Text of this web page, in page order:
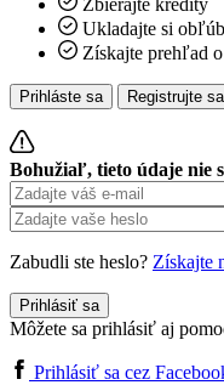
Zbierajte kredity
Ukladajte si
Získajte prehľad
Prihláste sa Registrujte sa
Bohužiaľ, tieto údaje nie
Zabudli ste heslo? Získajte
Prihlásiť sa
Môžete sa prihlásiť aj
Prihlásiť sa cez